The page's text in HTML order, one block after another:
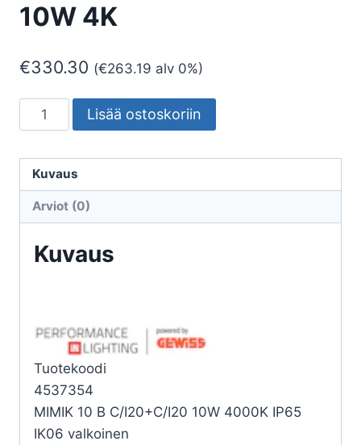
10W 4K
€330.30 (€263.19 alv 0%)
SEINÄVALAISIN
ULKO
10
B
C/I20+C/I20
4K
Lisää ostoskoriin
Kuvaus
Arviot (0)
Kuvaus
Tuotekoodi
4537354
MIMIK 10 B C/I20+C/I20 10W 4000K IP65
IK06 valkoinen